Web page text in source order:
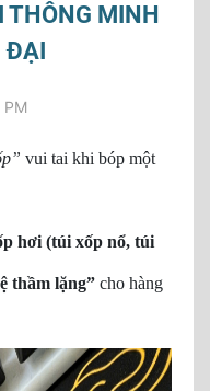
THÔNG MINH
ĐẠI
vui tai khi bóp một
hơi (túi xốp nổ, túi
thầm lặng” cho hàng